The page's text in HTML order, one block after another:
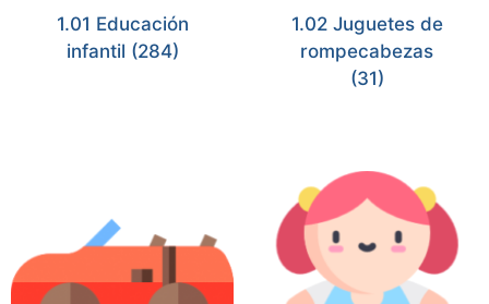
1.01 Educación
infantil (284)
1.02 Juguetes de
rompecabezas
(31)